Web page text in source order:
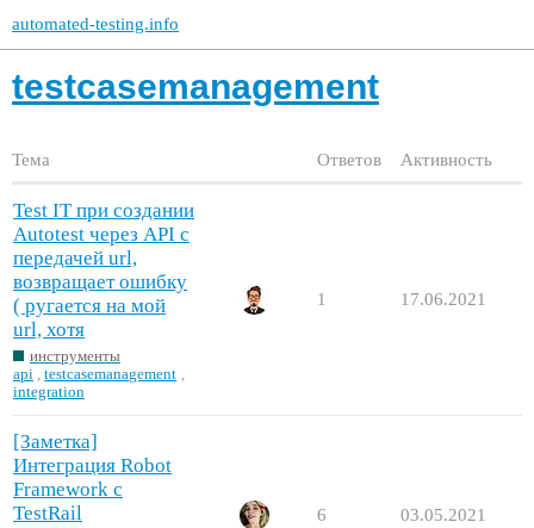
automated-testing.info
testcasemanagement
Тема Ответов Активность
Test IT при создании
Autotest через API c
передачей url,
возвращает ошибку
( ругается на мой
url, хотя
инструменты
api
,testcasemanagement
integration
1 17.06.2021
[Заметка]
Интеграция Robot
Framework с
TestRail
6 03.05.2021